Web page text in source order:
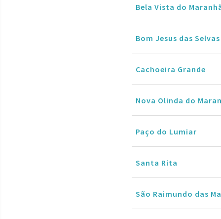
Bela Vista do
Bom Jesus das Selvas
Cachoeira Grande
Nova Olinda do
Paço do Lumiar
Santa Rita
São Raimundo das